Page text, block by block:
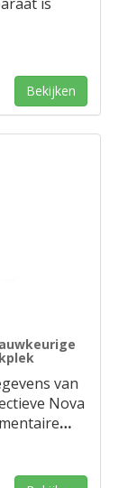
Bekijken
van
Nova
…